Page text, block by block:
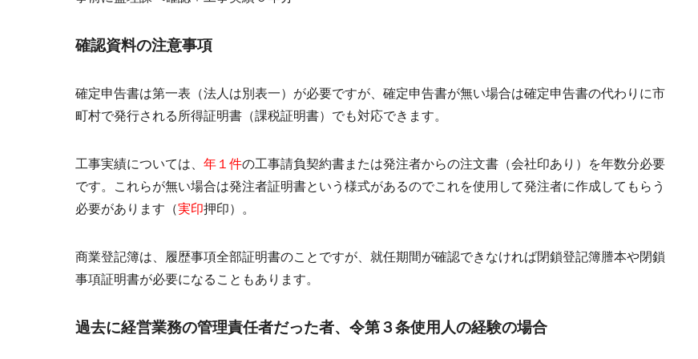
確認資料の注意事項
確定申告書は第一表（法人は別表一）が必要ですが、確定申告書が無い場合は確定申告書の代わりに市
町村で発行される所得証明書（課税証明書）でも対応できます。
工事実績については、 年１件の工事請負契約書または発注者からの注文書（会社印あり）を年数分必要
です。これらが無い場合は発注者証明書という様式があるのでこれを使用して発注者に作成してもらう
必要があります（実印押印）。
商業登記簿は、履歴事項全部証明書のことですが、就任期間が確認できなければ閉鎖登記簿謄本や閉鎖
事項証明書が必要になることもあります。
過去に経営業務の管理責任者だった者、令第３条使用人の経験の場合